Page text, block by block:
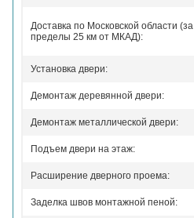
Доставка по Московской области (за
пределы 25 км от МКАД):
Установка двери:
Демонтаж деревянной двери:
Демонтаж металлической двери:
Подъем двери на этаж:
Расширение дверного проема:
Заделка швов монтажной пеной: